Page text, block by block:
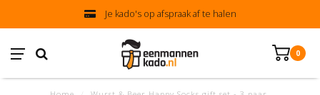
Je kado's op afspraak af te halen
0